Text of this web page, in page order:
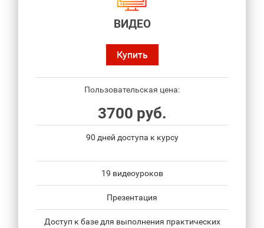
ВИДЕО
Купить
Пользовательская цена:
3700 руб.
90 дней доступа к курсу
19 видеоуроков
Презентация
Доступ к базе для выполнения практических